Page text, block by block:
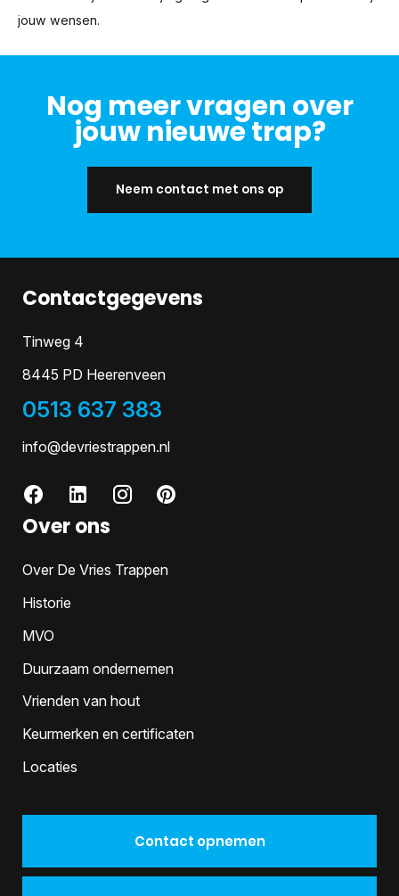
jouw wensen.
Nog meer vragen over
jouw nieuwe trap?
Neem contact met ons op
Over ons
Over De Vries Trappen
Historie
MVO
Duurzaam ondernemen
Vrienden van hout
Keurmerken en certificaten
Locaties
Contactgegevens
Tinweg 4
8445 PD Heerenveen
0513 637 383
info@devriestrappen.nl
Contact opnemen